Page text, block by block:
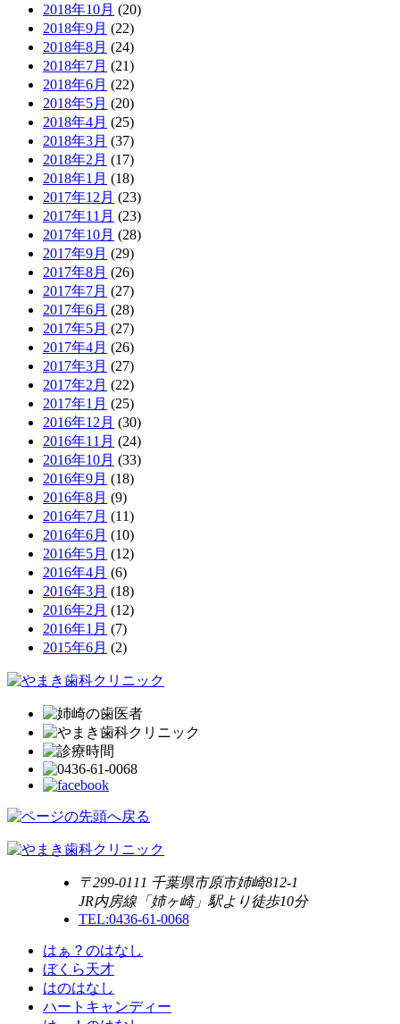
2018年10月 (20)
2018年9月 (22)
2018年8月 (24)
2018年7月 (21)
2018年6月 (22)
2018年5月 (20)
2018年4月 (25)
2018年3月 (37)
2018年2月 (17)
2018年1月 (18)
2017年12月 (23)
2017年11月 (23)
2017年10月 (28)
2017年9月 (29)
2017年8月 (26)
2017年7月 (27)
2017年6月 (28)
2017年5月 (27)
2017年4月 (26)
2017年3月 (27)
2017年2月 (22)
2017年1月 (25)
2016年12月 (30)
2016年11月 (24)
2016年10月 (33)
2016年9月 (18)
2016年8月 (9)
2016年7月 (11)
2016年6月 (10)
2016年5月 (12)
2016年4月 (6)
2016年3月 (18)
2016年2月 (12)
2016年1月 (7)
2015年6月 (2)
〒299-0111 千葉県市原市姉崎812-1
JR内房線「姉ヶ崎」駅より徒歩10分
TEL:0436-61-0068
はぁ？のはなし
ぼくら天才
はのはなし
ハートキャンディー